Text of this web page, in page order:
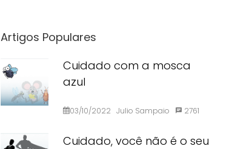
Artigos Populares
Cuidado com a mosca
azul
03/10/2022 Julio Sampaio 2761
Cuidado, você não é o seu